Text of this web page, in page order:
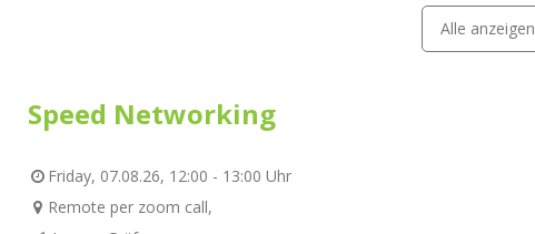
Alle anzeigen
Speed Networking
Friday, 07.08.26, 12:00 - 13:00 Uhr
Remote per zoom call,